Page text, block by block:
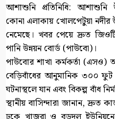
আশাশুনি প্রতিনিধি: আশাশুনি
কোনা এলাকায় খোলপেটুয়া নদীর
নেমেছে। খবর পেয়ে দ্রুত
পানি উন্নয়ন বোর্ড (পাউবো)।
পাউবোর শাখা কর্মকর্তা
বেড়িবাঁধের আনুমানিক ৩০০ ফুট
ঘটনাস্থলে যান এবং বিকল্প বাঁধ
স্থানীয় বাসিন্দারা জানান, দ্রুত